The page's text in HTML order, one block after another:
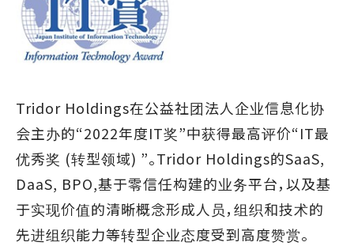
Tridor Holdings在公益社团法人企业信息化协
会主办的“2022年度IT奖”中获得最高评价“IT最
优秀奖 (转型领域) ”。Tridor Holdings的SaaS,
DaaS, BPO,基于零信任构建的业务平台，以及基
于实现价值的清晰概念形成人员，组织和技术的
先进组织能力等转型企业态度受到高度赞赏。